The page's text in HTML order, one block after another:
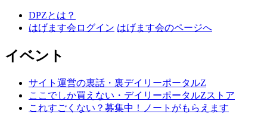
DPZとは？
はげます会ログイン はげます会のページへ
イベント
サイト運営の裏話・裏デイリーポータルZ
ここでしか買えない・デイリーポータルZストア
これすごくない？募集中！ノートがもらえます